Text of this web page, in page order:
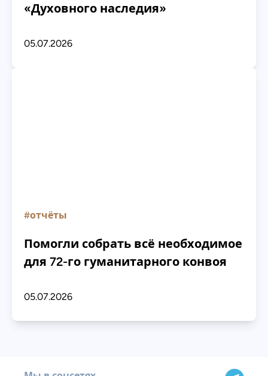
«Духовного наследия»
05.07.2026
#отчёты
Помогли собрать всё необходимое
для 72-го гуманитарного конвоя
05.07.2026